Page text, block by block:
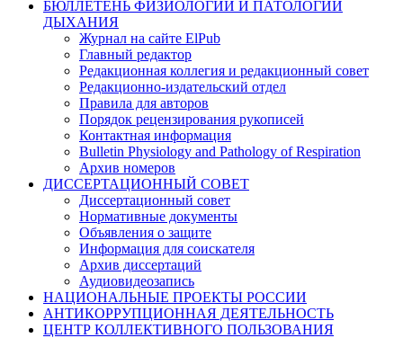
БЮЛЛЕТЕНЬ ФИЗИОЛОГИИ И ПАТОЛОГИИ
ДЫХАНИЯ
Журнал на сайте ElPub
Главный редактор
Редакционная коллегия и редакционный совет
Редакционно-издательский отдел
Правила для авторов
Порядок рецензирования рукописей
Контактная информация
Bulletin Physiology and Pathology of Respiration
Архив номеров
ДИССЕРТАЦИОННЫЙ СОВЕТ
Диссертационный совет
Нормативные документы
Объявления о защите
Информация для соискателя
Архив диссертаций
Аудиовидеозапись
НАЦИОНАЛЬНЫЕ ПРОЕКТЫ РОССИИ
АНТИКОРРУПЦИОННАЯ ДЕЯТЕЛЬНОСТЬ
ЦЕНТР КОЛЛЕКТИВНОГО ПОЛЬЗОВАНИЯ